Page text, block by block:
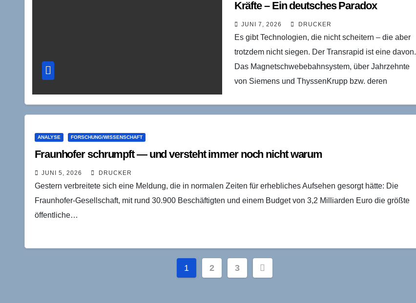
Kräfte – Ein deutsches Paradox
JUNI 7, 2026 DRUCKER
Es gibt Technologien, die nicht scheitern – die aber
trotzdem nicht siegen. Der Transrapid ist eine davon.
Das Magnetschwebebahnsystem, über Jahrzehnte
von Siemens und ThyssenKrupp bzw. deren
ANALYSE FORSCHUNG/WISSENSCHAFT
Fraunhofer schrumpft — und versteht immer noch nicht warum
JUNI 5, 2026 DRUCKER
Gestern verbreitete sich eine Meldung, die in normalen Zeiten für erhebliches Aufsehen gesorgt hätte: Die
Fraunhofer-Gesellschaft, mit rund 30.900 Beschäftigten und einem Budget von 3,2 Milliarden Euro die größte
öffentliche…
Seitennummerierung
der
1 2 3